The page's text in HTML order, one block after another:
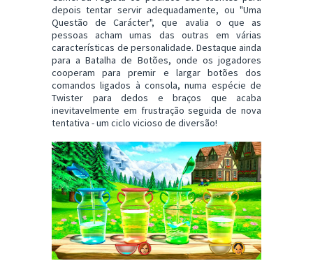
depois tentar servir adequadamente, ou "Uma
Questão de Carácter", que avalia o que as
pessoas acham umas das outras em várias
características de personalidade. Destaque ainda
para a Batalha de Botões, onde os jogadores
cooperam para premir e largar botões dos
comandos ligados à consola, numa espécie de
Twister para dedos e braços que acaba
inevitavelmente em frustração seguida de nova
tentativa - um ciclo vicioso de diversão!